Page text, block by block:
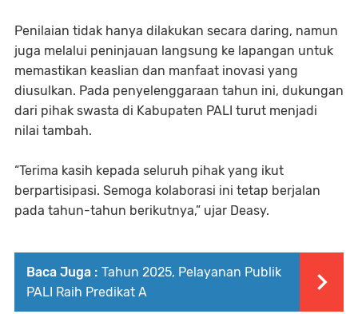
Penilaian tidak hanya dilakukan secara daring, namun
juga melalui peninjauan langsung ke lapangan untuk
memastikan keaslian dan manfaat inovasi yang
diusulkan. Pada penyelenggaraan tahun ini, dukungan
dari pihak swasta di Kabupaten PALI turut menjadi
nilai tambah.
“Terima kasih kepada seluruh pihak yang ikut
berpartisipasi. Semoga kolaborasi ini tetap berjalan
pada tahun-tahun berikutnya,” ujar Deasy.
Baca Juga : Tahun 2025, Pelayanan Publik
PALI Raih Predikat A